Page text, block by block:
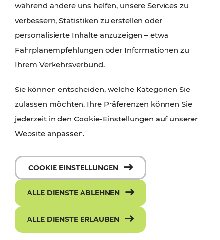
Angeboten des VOR gut und schnell erreichbar.
während andere uns helfen, unsere Services zu
verbessern, Statistiken zu erstellen oder
personalisierte Inhalte anzuzeigen – etwa
Fahrplanempfehlungen oder Informationen zu
Ihrem Verkehrsverbund.
Sie können entscheiden, welche Kategorien Sie
zulassen möchten. Ihre Präferenzen können Sie
jederzeit in den Cookie-Einstellungen auf unserer
Website anpassen.
COOKIE EINSTELLUNGEN
ALLE DIENSTE ABLEHNEN
ALLE DIENSTE ERLAUBEN